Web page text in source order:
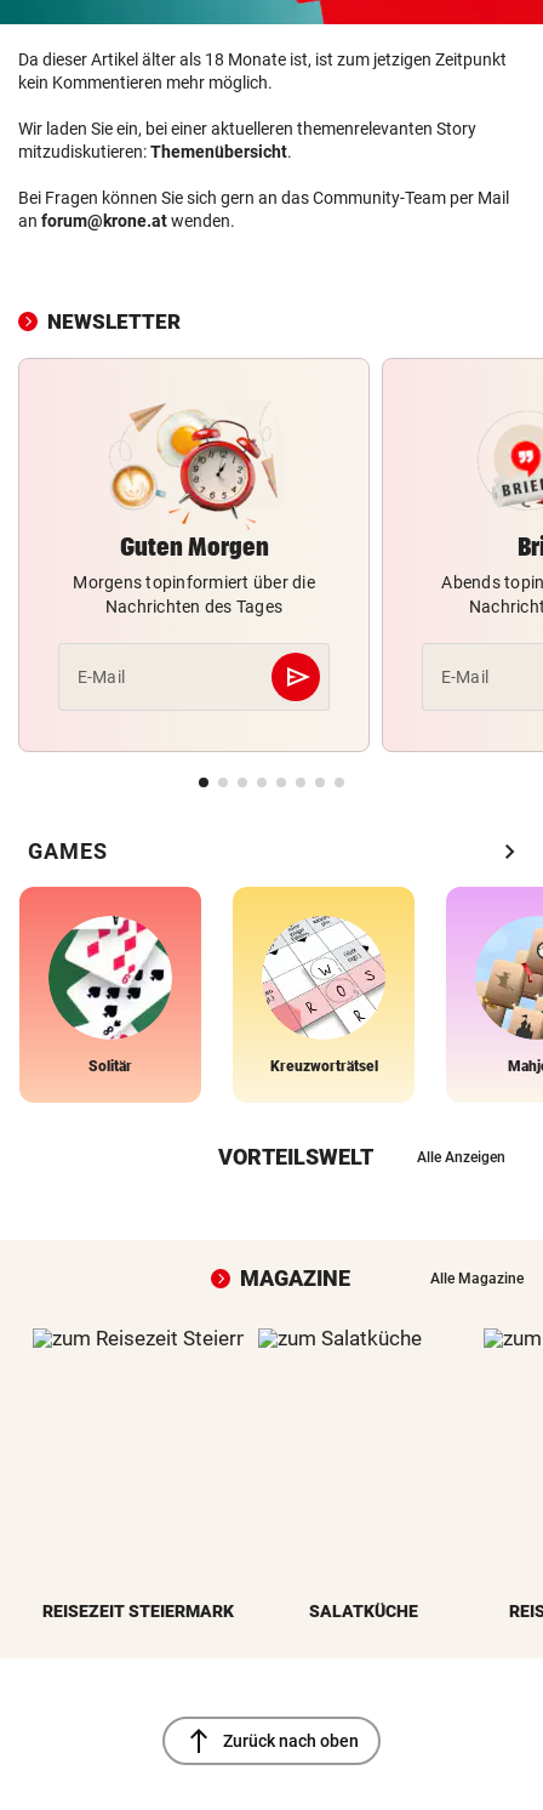
Da dieser Artikel älter als 18 Monate ist, ist zum jetzigen Zeitpunkt
kein Kommentieren mehr möglich.
Wir laden Sie ein, bei einer aktuelleren themenrelevanten Story
mitzudiskutieren:Themenübersicht.
Bei Fragen können Sie sich gern an das Community-Team per Mail
an forum@krone.atwenden.
NEWSLETTER
Guten Morgen
Morgens topinformiert über die
Nachrichten des Tages
E-Mail send
Abschicken
Abends
E-Mail
GAMES chevron_right
Solitär Kreuzworträtsel
VORTEILSWELT Alle Anzeigen
MAGAZINE Alle Magazine
REISEZEIT STEIERMARK SALATKÜCHE
north Zurück nach oben